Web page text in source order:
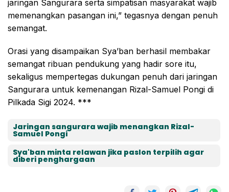
jaringan Sangurara serta simpatisan masyarakat wajib
memenangkan pasangan ini,” tegasnya dengan penuh
semangat.
Orasi yang disampaikan Sya’ban berhasil membakar
semangat ribuan pendukung yang hadir sore itu,
sekaligus mempertegas dukungan penuh dari jaringan
Sangurara untuk kemenangan Rizal-Samuel Pongi di
Pilkada Sigi 2024. ***
Jaringan sangurara wajib menangkan Rizal-
Samuel Pongi
Sya'ban minta relawan jika paslon terpilih agar
diberi penghargaan